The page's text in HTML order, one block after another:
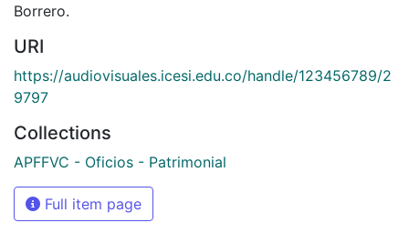
Borrero.
URI
https://audiovisuales.icesi.edu.co/handle/123456789/2
9797
Collections
APFFVC - Oficios - Patrimonial
Full item page